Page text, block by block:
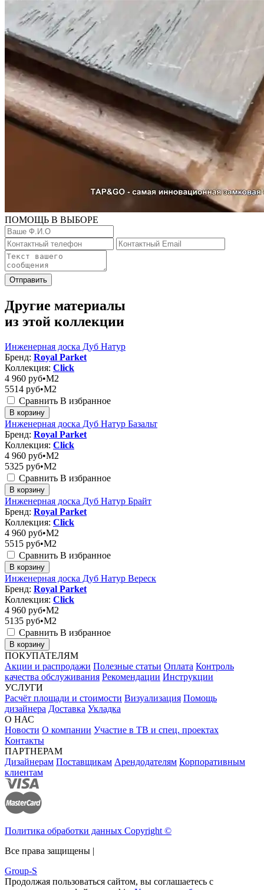
ПОМОЩЬ В ВЫБОРЕ
Отправить
Другие материалы
из этой коллекции
Инженерная доска Дуб Натур
Бренд: Royal Parket
Коллекция: Click
4 960 руб•M2
5514 руб•M2
Сравнить В избранное
В корзину
Инженерная доска Дуб Натур Базальт
Бренд: Royal Parket
Коллекция: Click
4 960 руб•M2
5325 руб•M2
Сравнить В избранное
В корзину
Инженерная доска Дуб Натур Брайт
Бренд: Royal Parket
Коллекция: Click
4 960 руб•M2
5515 руб•M2
Сравнить В избранное
В корзину
Инженерная доска Дуб Натур Вереск
Бренд: Royal Parket
Коллекция: Click
4 960 руб•M2
5135 руб•M2
Сравнить В избранное
В корзину
ПОКУПАТЕЛЯМ
Акции и распродажи Полезные статьи Оплата Контроль
качества обслуживания Рекомендации Инструкции
УСЛУГИ
Расчёт площади и стоимости Визуализация Помощь
дизайнера Доставка Укладка
О НАС
Новости О компании Участие в ТВ и спец. проектах
Контакты
ПАРТНЕРАМ
Дизайнерам Поставщикам Арендодателям Корпоративным
клиентам
Политика обработки данных Copyright ©
Все права защищены |
Group-S
Продолжая пользоваться сайтом, вы соглашаетесь с